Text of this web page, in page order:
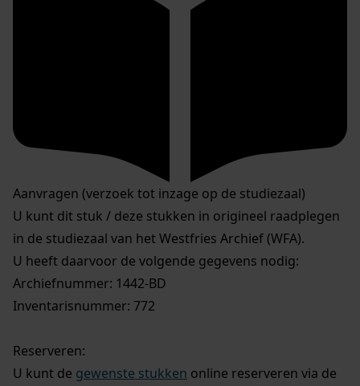
Aanvragen (verzoek tot inzage op de studiezaal)
U kunt dit stuk / deze stukken in origineel raadplegen
in de studiezaal van het Westfries Archief (WFA).
U heeft daarvoor de volgende gegevens nodig:
Archiefnummer: 1442-BD
Inventarisnummer: 772
Reserveren:
U kunt de gewenste stukken online reserveren via de